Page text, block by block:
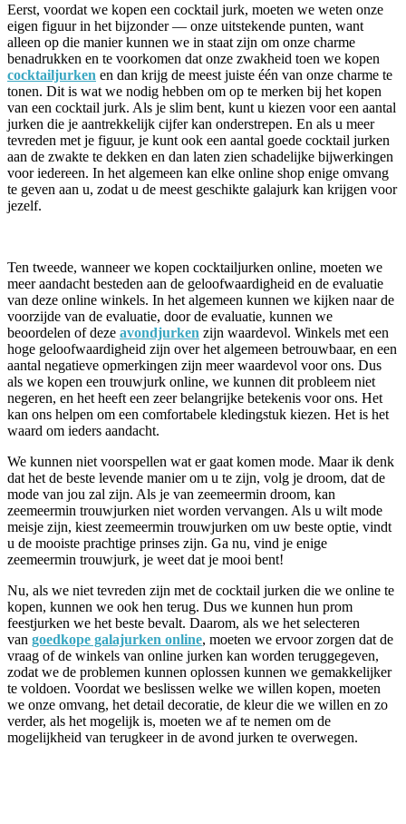
Eerst, voordat we kopen een cocktail jurk, moeten we weten onze
eigen figuur in het bijzonder — onze uitstekende punten, want
alleen op die manier kunnen we in staat zijn om onze charme
benadrukken en te voorkomen dat onze zwakheid toen we kopen
cocktailjurken en dan krijg de meest juiste één van onze charme te
tonen. Dit is wat we nodig hebben om op te merken bij het kopen
van een cocktail jurk. Als je slim bent, kunt u kiezen voor een aantal
jurken die je aantrekkelijk cijfer kan onderstrepen. En als u meer
tevreden met je figuur, je kunt ook een aantal goede cocktail jurken
aan de zwakte te dekken en dan laten zien schadelijke bijwerkingen
voor iedereen. In het algemeen kan elke online shop enige omvang
te geven aan u, zodat u de meest geschikte galajurk kan krijgen voor
jezelf.
Ten tweede, wanneer we kopen cocktailjurken online, moeten we
meer aandacht besteden aan de geloofwaardigheid en de evaluatie
van deze online winkels. In het algemeen kunnen we kijken naar de
voorzijde van de evaluatie, door de evaluatie, kunnen we
beoordelen of deze avondjurken zijn waardevol. Winkels met een
hoge geloofwaardigheid zijn over het algemeen betrouwbaar, en een
aantal negatieve opmerkingen zijn meer waardevol voor ons. Dus
als we kopen een trouwjurk online, we kunnen dit probleem niet
negeren, en het heeft een zeer belangrijke betekenis voor ons. Het
kan ons helpen om een comfortabele kledingstuk kiezen. Het is het
waard om ieders aandacht.
We kunnen niet voorspellen wat er gaat komen mode. Maar ik denk
dat het de beste levende manier om u te zijn, volg je droom, dat de
mode van jou zal zijn. Als je van zeemeermin droom, kan
zeemeermin trouwjurken niet worden vervangen. Als u wilt mode
meisje zijn, kiest zeemeermin trouwjurken om uw beste optie, vindt
u de mooiste prachtige prinses zijn. Ga nu, vind je enige
zeemeermin trouwjurk, je weet dat je mooi bent!
Nu, als we niet tevreden zijn met de cocktail jurken die we online te
kopen, kunnen we ook hen terug. Dus we kunnen hun prom
feestjurken we het beste bevalt. Daarom, als we het selecteren
van goedkope galajurken online, moeten we ervoor zorgen dat de
vraag of de winkels van online jurken kan worden teruggegeven,
zodat we de problemen kunnen oplossen kunnen we gemakkelijker
te voldoen. Voordat we beslissen welke we willen kopen, moeten
we onze omvang, het detail decoratie, de kleur die we willen en zo
verder, als het mogelijk is, moeten we af te nemen om de
mogelijkheid van terugkeer in de avond jurken te overwegen.